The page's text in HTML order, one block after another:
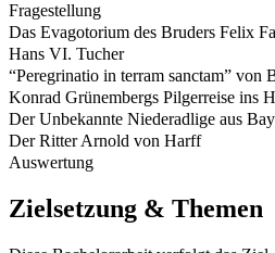
Fragestellung
Das Evagotorium des Bruders Felix
Hans VI. Tucher
“Peregrinatio in terram sanctam” von
Konrad Grünembergs Pilgerreise ins
Der Unbekannte Niederadlige aus
Der Ritter Arnold von Harff
Auswertung
Zielsetzung & Themen